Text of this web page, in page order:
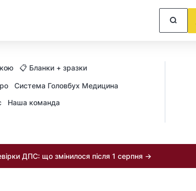
📋 Бланки + зразки
Система Головбух Медицина
Наша команда
ДПС: що змінилося після 1 серпня →